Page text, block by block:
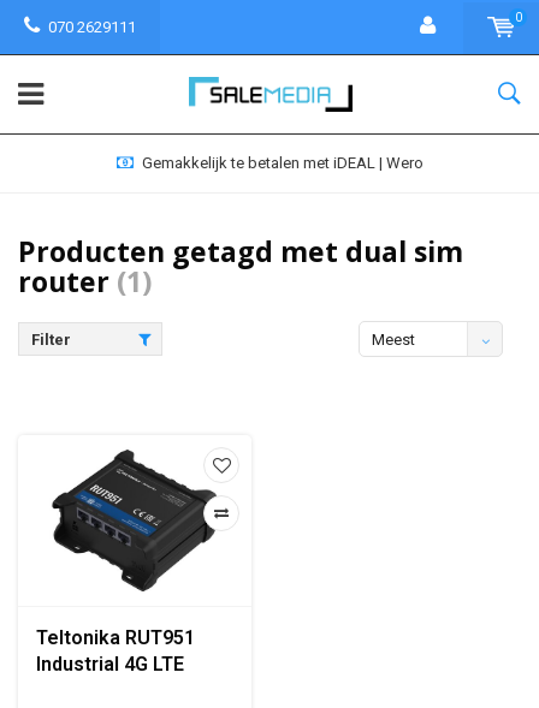
070 2629111
0
Gemakkelijk te betalen met iDEAL | Wero
Producten getagd met dual sim
router (1)
Filter
Meest
Teltonika RUT951
Industrial 4G LTE